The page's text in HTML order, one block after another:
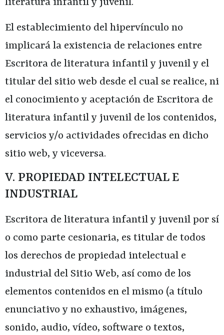
literatura infantil y juvenil.
El establecimiento del hipervínculo no
implicará la existencia de relaciones entre
Escritora de literatura infantil y juvenily el
titular del sitio web desde el cual se realice, ni
el conocimiento y aceptación de Escritora de
literatura infantil y juvenil de los contenidos,
servicios y/o actividades ofrecidas en dicho
sitio web, y viceversa.
V. PROPIEDAD INTELECTUAL E
INDUSTRIAL
Escritora de literatura infantil y juvenil por sí
o como parte cesionaria, es titular de todos
los derechos de propiedad intelectual e
industrial del Sitio Web, así como de los
elementos contenidos en el mismo (a título
enunciativo y no exhaustivo, imágenes,
sonido, audio, vídeo, software o textos,